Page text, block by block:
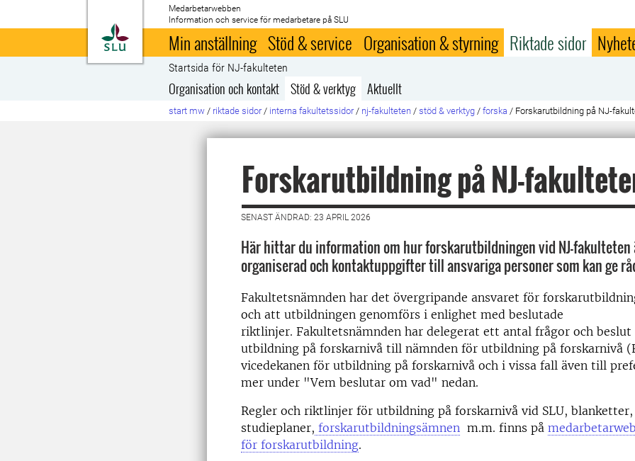
Till startsida
Medarbetarwebben
Information och service för medarbetare på SLU
Min anställning Stöd & service Organisation & styrning Riktade sidor
Startsida för NJ-fakulteten
Organisation och kontakt Stöd & verktyg Aktuellt
start mw / riktade sidor / interna fakultetssidor / nj-fakulteten / stöd & verktyg / forska / Forskarutbildning på NJ-
Forskarutbildning på NJ-
SENAST ÄNDRAD: 23 APRIL 2026
Här hittar du information om hur forskarutbildningen vid NJ-fakulteten
organiserad och kontaktuppgifter till ansvariga personer som kan ge
Fakultetsnämnden har det övergripande ansvaret för
och att utbildningen genomförs i enlighet med beslutade
riktlinjer. Fakultetsnämnden har delegerat ett antal frågor och
utbildning på forskarnivå till nämnden för utbildning på forskarnivå
vicedekanen för utbildning på forskarnivå och i vissa fall även till
mer under "Vem beslutar om vad" nedan.
Regler och riktlinjer för utbildning på forskarnivå vid SLU,
studieplaner, forskarutbildningsämnen m.m. finns på
för forskarutbildning.